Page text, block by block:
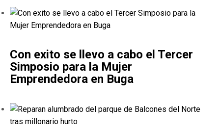
Con exito se llevo a cabo el Tercer
Simposio para la Mujer
Emprendedora en Buga